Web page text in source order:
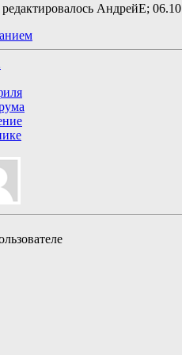
АндрейЕ;